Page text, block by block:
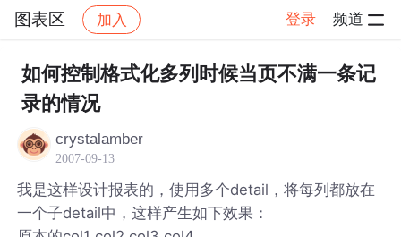
图表区 加入 登录 频道
社区 图表区 帖子详情
如何控制格式化多列时候当页不满一条记
录的情况
crystalamber
2007-09-13
我是这样设计报表的，使用多个detail，将每列都放在
一个子detail中，这样产生如下效果：